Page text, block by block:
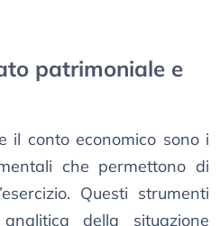
patrimoniale e
il conto economico sono i
che permettono di
Questi strumenti
della situazione